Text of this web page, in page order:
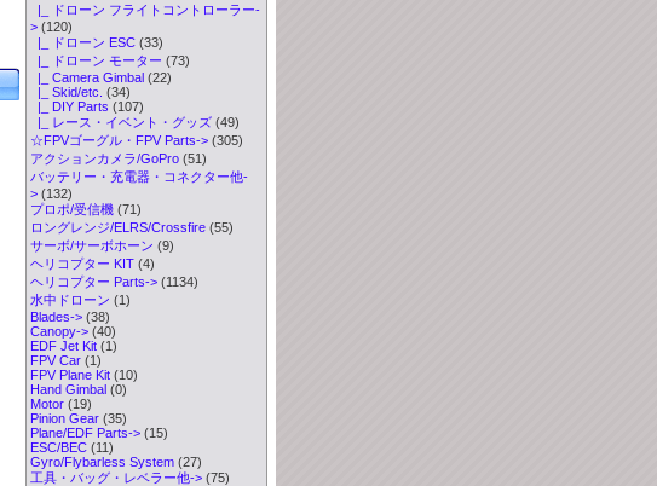
|_ ドローン フライトコントローラー-
>(120)
|_ ドローン ESC(33)
|_ ドローン モーター (73)
|_ Camera Gimbal(22)
|_ Skid/etc. (34)
|_ DIY Parts (107)
|_ レース・イベント・グッズ(49)
☆FPVゴーグル・FPV Parts->(305)
アクションカメラ/GoPro(51)
バッテリー・充電器・コネクター他-
>(132)
プロポ/受信機(71)
ロングレンジ/ELRS/Crossfire(55)
サーボ/サーボホーン (9)
ヘリコプター KIT(4)
ヘリコプター Parts->(1134)
水中ドローン (1)
Blades->(38)
Canopy->(40)
EDF Jet Kit(1)
FPV Car(1)
FPV Plane Kit(10)
Hand Gimbal(0)
Motor(19)
Pinion Gear(35)
Plane/EDF Parts->(15)
ESC/BEC(11)
Gyro/Flybarless System(27)
工具・バッグ・レベラー他->(75)